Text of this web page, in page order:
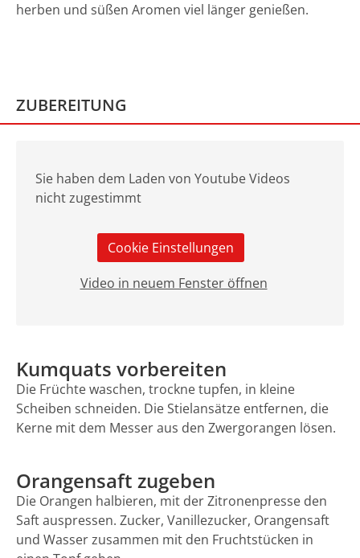
herben und süßen Aromen viel länger genießen.
ZUBEREITUNG
Sie haben dem Laden von Youtube Videos
nicht zugestimmt
Cookie Einstellungen
Video in neuem Fenster öffnen
Kumquats vorbereiten
Die Früchte waschen, trockne tupfen, in kleine
Scheiben schneiden. Die Stielansätze entfernen, die
Kerne mit dem Messer aus den Zwergorangen lösen.
Orangensaft zugeben
Die Orangen halbieren, mit der Zitronenpresse den
Saft auspressen. Zucker, Vanillezucker, Orangensaft
und Wasser zusammen mit den Fruchtstücken in